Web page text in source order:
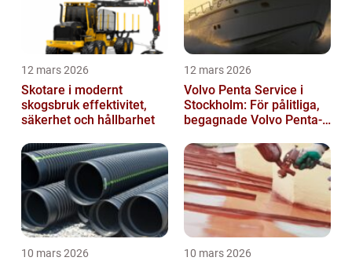
12 mars 2026
Skotare i modernt
skogsbruk effektivitet,
säkerhet och hållbarhet
12 mars 2026
Volvo Penta Service i
Stockholm: För pålitliga,
begagnade Volvo Penta-
10 mars 2026 10 mars 2026